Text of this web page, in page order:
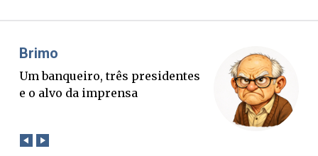
Misael Elias
O Boato corre mais rápido que a
verdade. Mas quem paga a